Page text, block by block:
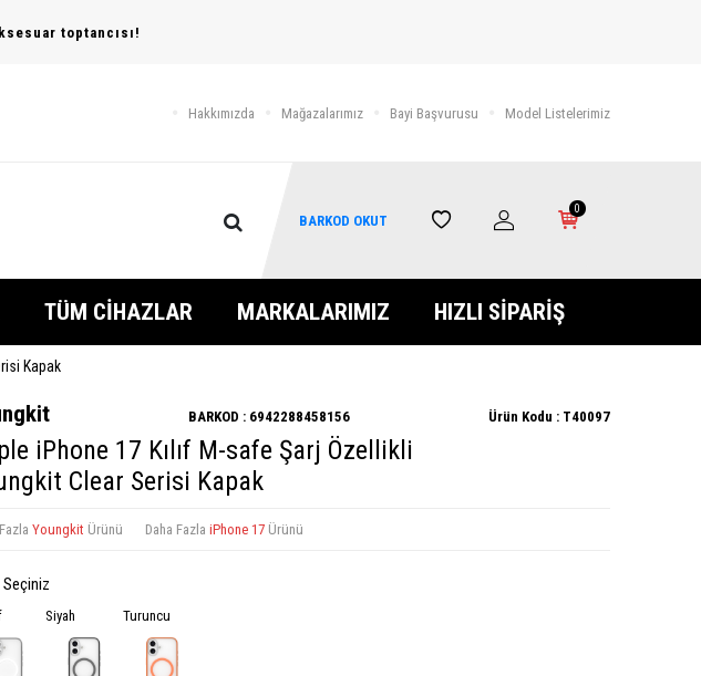
toptancısı!
Hakkımızda Mağazalarımız Bayi Başvurusu Model Listelerimiz
BARKOD OKUT
0
TÜM CİHAZLAR MARKALARIMIZ HIZLI SİPARİŞ
Kapak
BARKOD : 6942288458156 Ürün Kodu : T40097
iPhone 17 Kılıf M-safe Şarj Özellikli
Clear Serisi Kapak
Youngkit Ürünü Daha Fazla iPhone 17 Ürünü
Seçiniz
Siyah Turuncu